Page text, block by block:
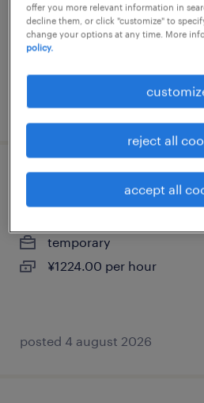
temporary
¥1260.00 per hour
posted 15 july 2026
金属・非金属の検査
temporary
¥1224.00 per hour
posted 4 august 2026
offer you more relevant information in
decline them, or click "customize" to
change your options at any time. More
policy.
reject all
accept all